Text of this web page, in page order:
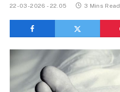
22-03-2026 - 22.05 3 Mins Read